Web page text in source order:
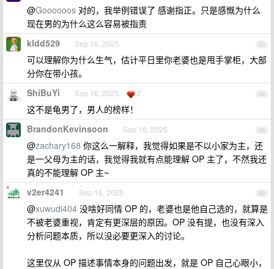
@Goooooos 对的，我举例错误了 感谢指正。只是感慨为什么
现在男的为什么这么容易被指责
83
kldd529 Sep 16, 2025
可以理解你为什么生气，估计平日里你老婆也是甩手掌柜，大部
分你在带小孩。
84
ShiBuYi Sep 16, 2025 2
这不是龟男了，男人的榜样！
85
BrandonKevinsoon Sep 16, 2025
@zachary168 你这么一解释，我觉得如果是不以小家为主，还
是一父母为主的话，我觉得我就有点能理解 OP 主了，不然我还
真的不能理解 OP 主~
86
v2er4241 Sep 16, 2025
@xuwudi404 没啥好同情 OP 的，老婆也是他自己选的，就算是
不被老婆重视，肯定有更深层的原因。OP 没有提，也没有深入
分析问题本质，所以没必要更深入的讨论。
这里仅从 OP 描述事情本身的问题出发，就是 OP 自己心眼小，